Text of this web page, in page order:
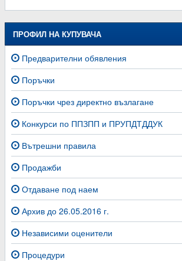
ПРОФИЛ НА КУПУВАЧА
Предварителни обявления
Поръчки
Поръчки чрез директно възлагане
Конкурси по ППЗПП и ПРУПДТДДУК
Вътрешни правила
Продажби
Отдаване под наем
Архив до 26.05.2016 г.
Независими оценители
Процедури